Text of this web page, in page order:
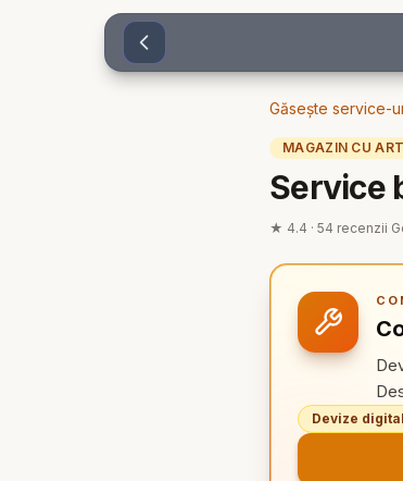
Sari la conținut
Găsește service-
MAGAZIN CU
Service
★ 4.4 · 54 recenzii
Devize